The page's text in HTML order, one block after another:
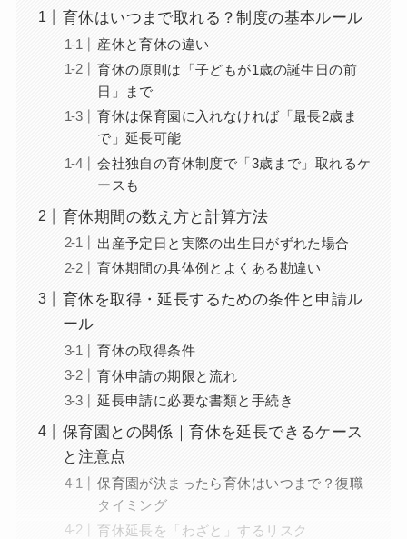
育休はいつまで取れる？制度の基本ルール
産休と育休の違い
育休の原則は「子どもが1歳の誕生日の前
日」まで
育休は保育園に入れなければ「最長2歳ま
で」延長可能
会社独自の育休制度で「3歳まで」取れるケ
ースも
育休期間の数え方と計算方法
出産予定日と実際の出生日がずれた場合
育休期間の具体例とよくある勘違い
育休を取得・延長するための条件と申請ル
ール
育休の取得条件
育休申請の期限と流れ
延長申請に必要な書類と手続き
保育園との関係｜育休を延長できるケース
と注意点
保育園が決まったら育休はいつまで？復職
タイミング
育休延長を「わざと」するリスク